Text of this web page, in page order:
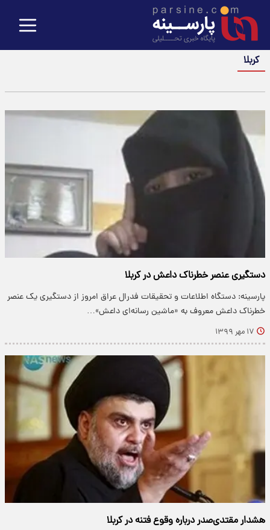
کربلا
دستگیری عنصر خطرناک داعش در کربلا
پارسینه: دستگاه اطلاعات و تحقیقات فدرال عراق امروز از دستگیری یک عنصر
خطرناک داعش معروف به «ماشین رسانه‌ای داعش»…
۱۷ مهر ۱۳۹۹
هشدار مقتدی‌صدر درباره وقوع فتنه در کربلا